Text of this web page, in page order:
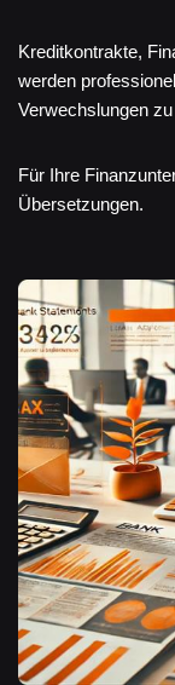
Kreditkontrakte,
werden
Verwechslungen
Für Ihre
Übersetzungen.